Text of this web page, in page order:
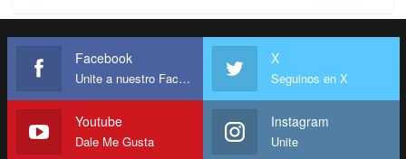
Facebook
Unite a nuestro Facebook
X
Seguinos en X
Youtube
Dale Me Gusta
Instagram
Unite